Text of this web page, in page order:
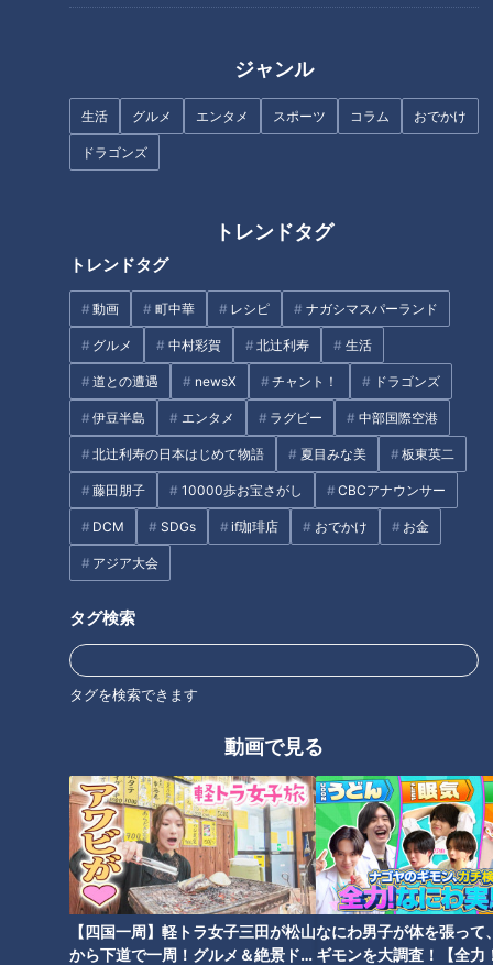
ジャンル
生活 グルメ エンタメ スポーツ コラム おでかけ
ドラゴンズ
トレンドタグ
トレンドタグ
動画 町中華 レシピ ナガシマスパーランド
グルメ 中村彩賀 北辻利寿 生活
道との遭遇 newsX チャント！ ドラゴンズ
伊豆半島 エンタメ ラグビー 中部国際空港
北辻利寿の日本はじめて物語 夏目みな美 板東英二
藤田朋子 10000歩お宝さがし CBCアナウンサー
DCM SDGs if珈琲店 おでかけ お金
アジア大会
タグ検索
タグを検索できます
動画で見る
【四国一周】軽トラ女子三田が松山
から下道で一周！グルメ＆絶景ドラ
なにわ男子が体を張って
ギモンを大調査！【全力
り始めようとするのだが足がもつれて鶴瓶に支えられる。松田
は、「私・・そんなつもりでは・・。」と言いながらも満更で
は無い様子。鶴瓶は早速、部屋のカーテンを閉める。「でも、
覚悟は出来ています・・」という台詞を聞いた鶴瓶は、『Ｈモ
スジナシはついに鶴瓶にファーストキッスをプレゼントするの
ういうことをしたことが無いんです・・。」と言う告白に鶴瓶
は一瞬たじろいでしまう。「それなら、かんべんしてくださ
い・・。」というおよび腰を見た松田は、その様子が気に入ら
なかったのか「実は私、以前は男だったんです。」と仰天の告
「でもそれは、『以前』ですから！」という無理やりな理屈で
鶴瓶に迫る。鶴瓶は、「いや、それでも『おっさん』とは・・
できません、かんべんしてください！」と必死で逃げるのだっ
この記事の画像を見る
この記事を見たあなたへのおすすめ
宅間孝行【スジナシ】番組史上
初の展開！？不完全燃焼でまさ
かの姿に 鶴瓶「叱りますよ、
今日は！」
放送枠争奪！若手Ｄ再生回数バ
トル第二弾！